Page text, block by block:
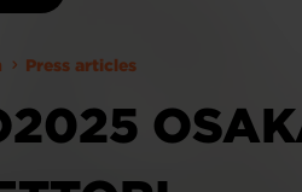
Press articles